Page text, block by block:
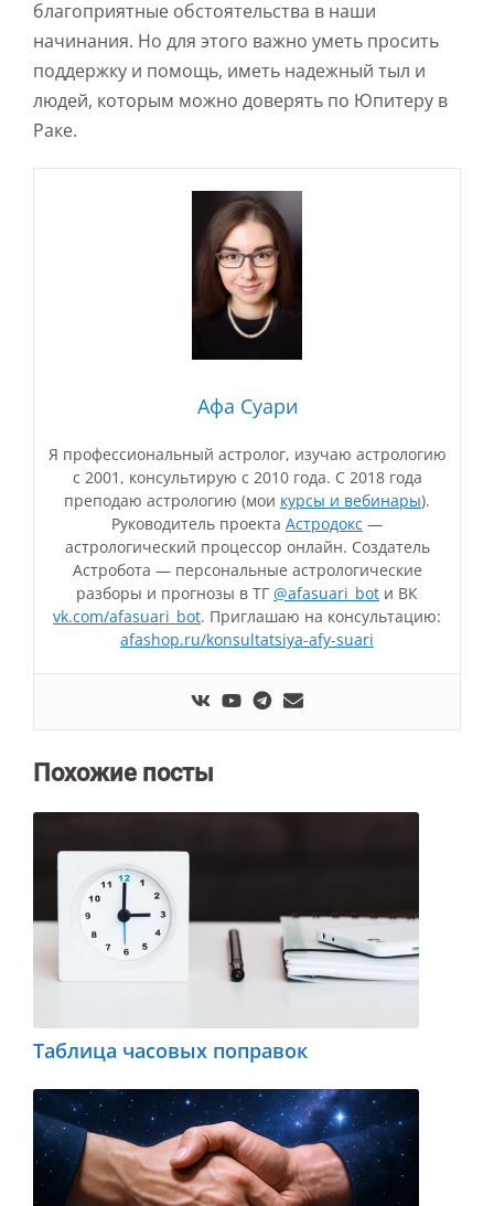
благоприятные обстоятельства в наши
начинания. Но для этого важно уметь просить
поддержку и помощь, иметь надежный тыл и
людей, которым можно доверять по Юпитеру в
Раке.
Афа Суари
Я профессиональный астролог, изучаю астрологию
с 2001, консультирую с 2010 года. С 2018 года
преподаю астрологию (мои курсы и вебинары).
Руководитель проекта Астродокс —
астрологический процессор онлайн. Создатель
Астробота — персональные астрологические
разборы и прогнозы в ТГ @afasuari_bot и ВК
vk.com/afasuari_bot. Приглашаю на консультацию:
afashop.ru/konsultatsiya-afy-suari
Похожие посты
Таблица часовых поправок